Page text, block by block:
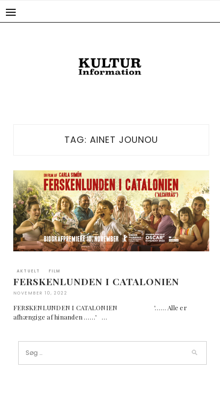
TAG: AINET JOUNOU
AKTUELT FILM
FERSKENLUNDEN I CATALONIEN
NOVEMBER 10, 2022
FERSKENLUNDEN I CATALONIEN '…… Alle er
afhængige af hinanden ……' …